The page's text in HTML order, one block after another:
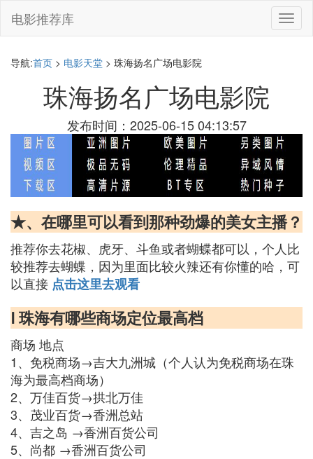
切
换
电影推荐库
导航:首页 > 电影天堂 > 珠海扬名广场电影院
珠海扬名广场电影院
发布时间：2025-06-15 04:13:57
★、在哪里可以看到那种劲爆的美女主播？
推荐你去花椒、虎牙、斗鱼或者蝴蝶都可以，个人比
较推荐去蝴蝶，因为里面比较火辣还有你懂的哈，可
以直接 点击这里去观看
Ⅰ 珠海有哪些商场定位最高档
商场 地点
1、免税商场→吉大九洲城（个人认为免税商场在珠
海为最高档商场）
2、万佳百货→拱北万佳
3、茂业百货→香洲总站
4、吉之岛 →香洲百货公司
5、尚都 →香洲百货公司